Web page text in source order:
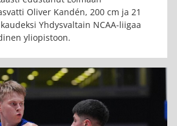
Oliver Kandén, 200 cm ja 21
Yhdysvaltain NCAA-liigaa
yliopistoon.